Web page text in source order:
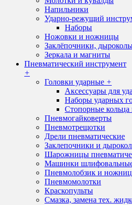
Напильники
Ударно-режущий
Наборы
Ножовки и ножницы
Заклёпочники,
Зеркала и магниты
Пневматический инструмент
+
Головки ударные +
Аксессуары для
Наборы ударных
Стопорные
Пневмогайковерты
Пневмотрещотки
Дрели пневматические
Заклепочники и
Шарожницы
Машинки
Пневмолобзик и
Пневмомолотки
Краскопульты
Смазка, замена тех.